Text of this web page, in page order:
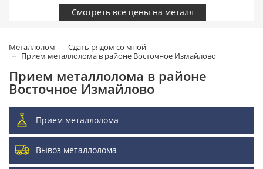
Смотреть все цены на металл
Металлолом
Сдать рядом со мной
Прием металлолома в районе Восточное Измайлово
Прием металлолома в районе
Восточное Измайлово
Прием металлолома
Вывоз металлолома